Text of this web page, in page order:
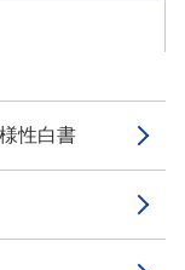
性白書